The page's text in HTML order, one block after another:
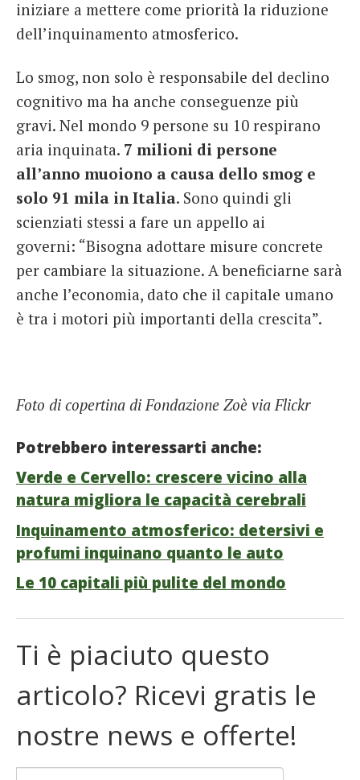
iniziare a mettere come priorità la riduzione
dell’inquinamento atmosferico.
Lo smog, non solo è responsabile del declino
cognitivo ma ha anche conseguenze più
gravi. Nel mondo 9 persone su 10 respirano
aria inquinata. 7 milioni di persone
all’anno muoiono a causa dello smog e
solo 91 mila in Italia. Sono quindi gli
scienziati stessi a fare un appello ai
governi: “Bisogna adottare misure concrete
per cambiare la situazione. A beneficiarne sarà
anche l’economia, dato che il capitale umano
è tra i motori più importanti della crescita”.
Foto di copertina di Fondazione Zoè via Flickr
Potrebbero interessarti anche:
Verde e Cervello: crescere vicino alla
natura migliora le capacità cerebrali
Inquinamento atmosferico: detersivi e
profumi inquinano quanto le auto
Le 10 capitali più pulite del mondo
Ti è piaciuto questo
articolo? Ricevi gratis le
nostre news e offerte!